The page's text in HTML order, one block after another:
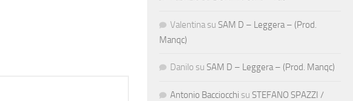
Valentina su SAM D – Leggera – (Prod.
Manqc)
Danilo su SAM D – Leggera – (Prod. Manqc)
Antonio Bacciocchi su STEFANO SPAZZI /